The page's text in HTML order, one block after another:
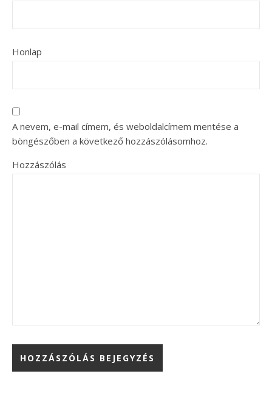
Honlap
A nevem, e-mail címem, és weboldalcímem mentése a
böngészőben a következő hozzászólásomhoz.
Hozzászólás